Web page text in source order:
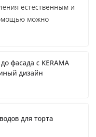
естественным и
можно
фасада с KERAMA
дизайн
для торта